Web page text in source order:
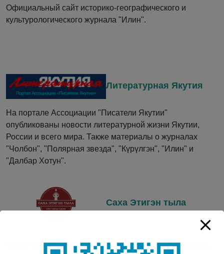
Официальный сайт историко-географического и
культурологического журнала "Илин".
Литературная Якутия
На портале Ассоциации "Писатели Якутии"
опубликованы новости литературной жизни Якутии,
России и всего мира. Также материалы о журналах
"Чолбон", "Полярная звезда", "Күрүлгэн", "Илин" и
"Далбар Хотун".
Саха Этигэн тыла
Саайт саха тылын-өһүн бары дэгэтин туһунан кэпсиир,